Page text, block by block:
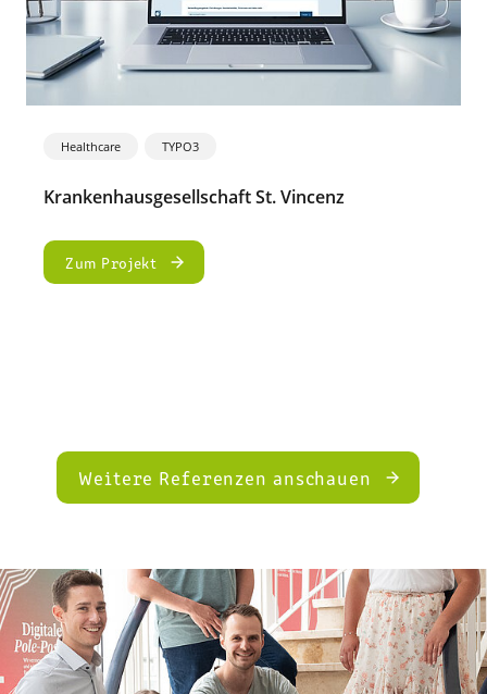
Healthcare TYPO3
Krankenhausgesellschaft St. Vincenz
Zum Projekt
Krankenhausgesellschaft
Weitere Referenzen anschauen